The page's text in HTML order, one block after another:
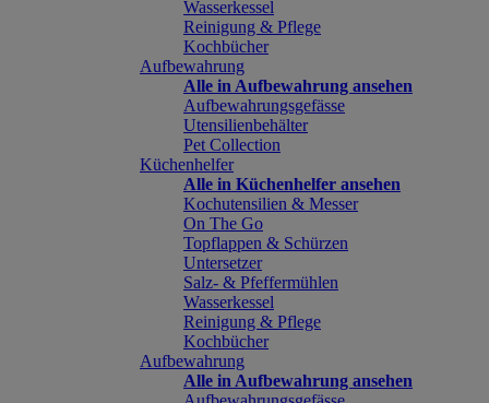
Wasserkessel
Reinigung & Pflege
Kochbücher
Aufbewahrung
Alle in Aufbewahrung ansehen
Aufbewahrungsgefässe
Utensilienbehälter
Pet Collection
Küchenhelfer
Alle in Küchenhelfer ansehen
Kochutensilien & Messer
On The Go
Topflappen & Schürzen
Untersetzer
Salz- & Pfeffermühlen
Wasserkessel
Reinigung & Pflege
Kochbücher
Aufbewahrung
Alle in Aufbewahrung ansehen